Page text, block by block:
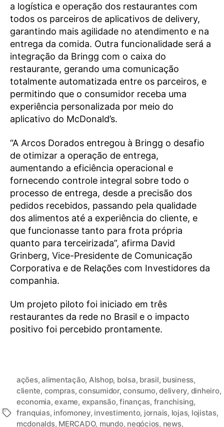
a logística e operação dos restaurantes com
todos os parceiros de aplicativos de delivery,
garantindo mais agilidade no atendimento e na
entrega da comida. Outra funcionalidade será a
integração da Bringg com o caixa do
restaurante, gerando uma comunicação
totalmente automatizada entre os parceiros, e
permitindo que o consumidor receba uma
experiência personalizada por meio do
aplicativo do McDonald’s.
“A Arcos Dorados entregou à Bringg o desafio
de otimizar a operação de entrega,
aumentando a eficiência operacional e
fornecendo controle integral sobre todo o
processo de entrega, desde a precisão dos
pedidos recebidos, passando pela qualidade
dos alimentos até a experiência do cliente, e
que funcionasse tanto para frota própria
quanto para terceirizada”, afirma David
Grinberg, Vice-Presidente de Comunicação
Corporativa e de Relações com Investidores da
companhia.
Um projeto piloto foi iniciado em três
restaurantes da rede no Brasil e o impacto
positivo foi percebido prontamente.
ações,alimentação, Alshop, bolsa, brasil, business,
cliente, compras,consumidor,consumo,delivery, dinheiro,
economia,exame, expansão,finanças, franchising,
franquias, infomoney, investimento, jornais, lojas, lojistas,
mcdonalds, MERCADO, mundo, negócios, news,